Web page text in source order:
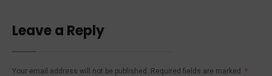
Leave a Reply
Your email address will not be published. Required fields are marked *